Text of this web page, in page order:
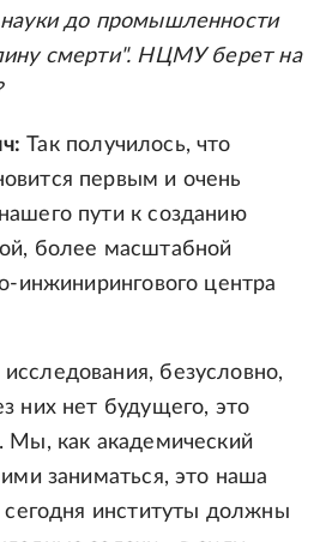
до промышленности
смерти". НЦМУ берет на
Так получилось, что
первым и очень
пути к созданию
более масштабной
инжинирингового центра
безусловно,
них нет будущего, это
Мы, как академический
заниматься, это наша
сегодня институты должны